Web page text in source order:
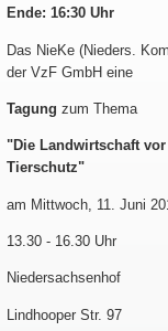
Ende: 16:30 Uhr
Das NieKe (Nieders.
der VzF GmbH eine
Tagung zum Thema
Die Landwirtschaft
Tierschutz
am Mittwoch, 11. Juni
13.30 - 16.30 Uhr
Niedersachsenhof
Lindhooper Str. 97